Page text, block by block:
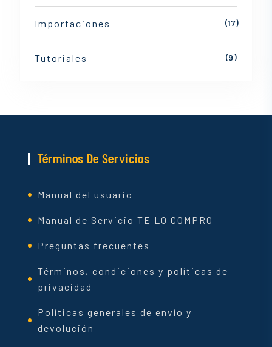
Importaciones (17)
Tutoriales (9)
Términos De Servicios
Manual del usuario
Manual de Servicio TE LO COMPRO
Preguntas frecuentes
Términos, condiciones y políticas de
privacidad
Políticas generales de envío y
devolución